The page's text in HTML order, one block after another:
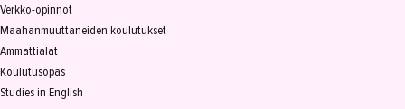
Verkko-opinnot
Maahanmuuttaneiden koulutukset
Ammattialat
Koulutusopas
Studies in English